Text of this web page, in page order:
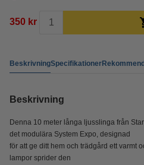
350 kr
BeskrivningSpecifikationer
Beskrivning
Denna 10 meter långa ljusslinga från
det modulära System Expo, designad
för att ge ditt hem och trädgård ett varmt
lampor sprider den